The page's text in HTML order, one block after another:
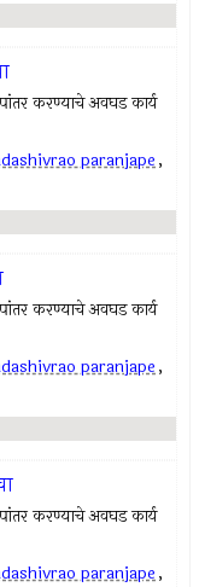
करण्याचे अवघड कार्य
paranjape,
करण्याचे अवघड कार्य
paranjape,
करण्याचे अवघड कार्य
paranjape,